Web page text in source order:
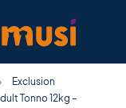
Exclusion
Tonno 12kg –